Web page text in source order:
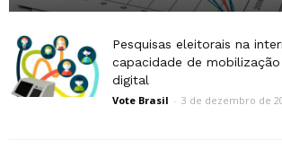
Pesquisas eleitorais na
capacidade de
digital
Vote Brasil - 3 de dezembro de